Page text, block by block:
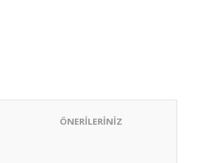
ÖNERİLERİNİZ